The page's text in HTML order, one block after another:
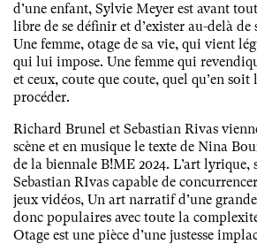
d’une enfant, Sylvie Meyer est avant
libre de se définir et d’exister au-delà de
Une femme, otage de sa vie, qui vient
qui lui impose. Une femme qui
et ceux, coute que coute, quel qu’en soit
procéder.
Richard Brunel et Sebastian Rivas
scène et en musique le texte de Nina
de la biennale B!ME 2024. L’art
Sebastian RIvas capable de
jeux vidéos, Un art narratif d’une
donc populaires avec toute la
Otage est une pièce d’une justesse